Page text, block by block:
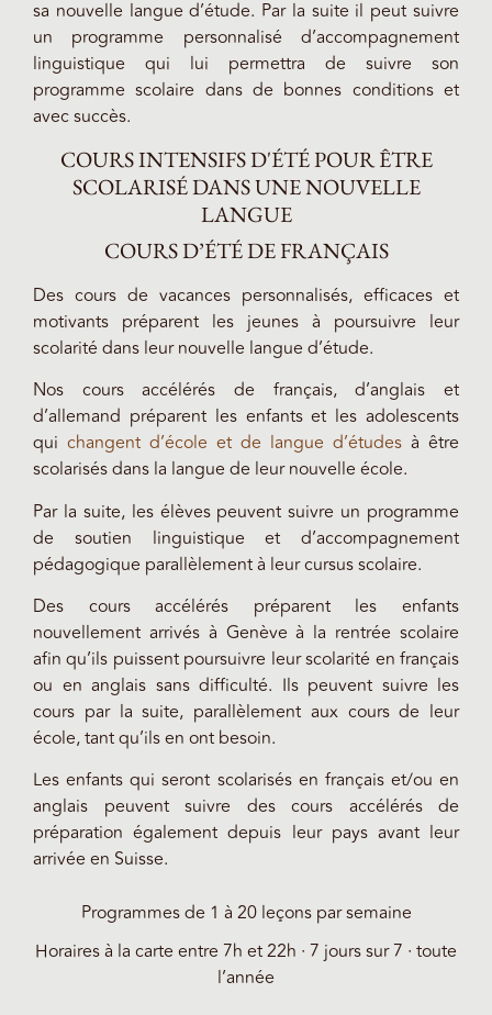
sa nouvelle langue d’étude. Par la suite il peut suivre
un programme personnalisé d’accompagnement
linguistique qui lui permettra de suivre son
programme scolaire dans de bonnes conditions et
avec succès.
COURS INTENSIFS D'ÉTÉ POUR ÊTRE
SCOLARISÉ DANS UNE NOUVELLE
LANGUE
COURS D’ÉTÉ DE FRANÇAIS
Des cours de vacances personnalisés, efficaces et
motivants préparent les jeunes à poursuivre leur
scolarité dans leur nouvelle langue d’étude.
Nos cours accélérés de français, d’anglais et
d’allemand préparent les enfants et les adolescents
qui changent d’école et de langue d’études à être
scolarisés dans la langue de leur nouvelle école.
Par la suite, les élèves peuvent suivre un programme
de soutien linguistique et d’accompagnement
pédagogique parallèlement à leur cursus scolaire.
Des cours accélérés préparent les enfants
nouvellement arrivés à Genève à la rentrée scolaire
afin qu’ils puissent poursuivre leur scolarité en français
ou en anglais sans difficulté. Ils peuvent suivre les
cours par la suite, parallèlement aux cours de leur
école, tant qu’ils en ont besoin.
Les enfants qui seront scolarisés en français et/ou en
anglais peuvent suivre des cours accélérés de
préparation également depuis leur pays avant leur
arrivée en Suisse.
Programmes de 1 à 20 leçons par semaine
Horaires à la carte entre 7h et 22h · 7 jours sur 7 · toute
l’année